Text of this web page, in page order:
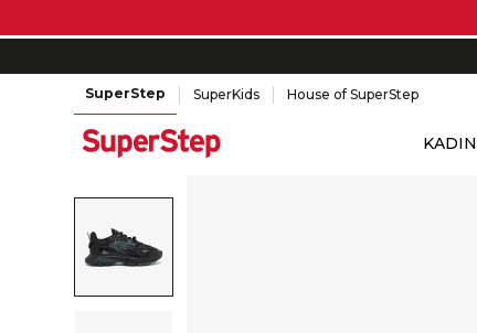
SuperStep SuperKids House of SuperStep
KADIN